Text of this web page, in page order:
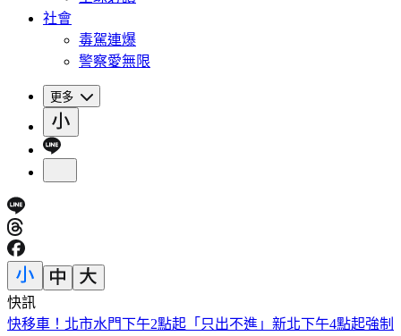
社會
毒駕連爆
警察愛無限
更多
快訊
2026父親節優惠懶人包》餐廳、飯店、樂園一次看